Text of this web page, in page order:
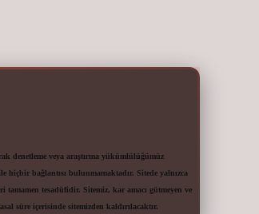
denetleme veya araştırma yükümlülüğümüz
bağlantısı bulunmamaktadır. Sitede yalnızca
tesadüfidir. Sitemiz, kar amacı gütmeyen ve
süre içerisinde sitemizden kaldırılacaktır.